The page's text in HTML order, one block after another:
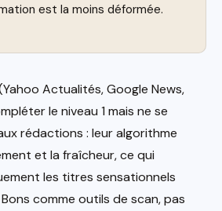
est la moins déformée.
Actualités, Google News,
le niveau 1 mais ne se
rédactions : leur algorithme
et la fraîcheur, ce qui
les titres sensationnels
comme outils de scan, pas